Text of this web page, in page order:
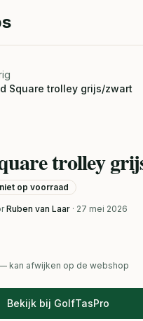
Square trolley grijs/zwart
trolley
op voorraad
Ruben van Laar · 27 mei 2026
kan afwijken op de webshop
Bekijk bij GolfTasPro